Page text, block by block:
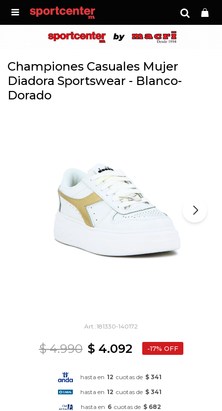

Championes Casuales Mujer
Diadora Sportswear - Blanco-
Dorado
181330-140172
$ 4.092
$ 4.990 17
hasta en 12 cuotas de $ 341
hasta en 12 cuotas de $ 341
hasta en 6 cuotas de $ 682